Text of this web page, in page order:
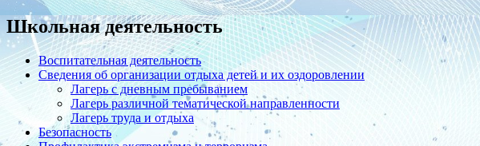
Школьная деятельность
Воспитательная деятельность
Сведения об организации отдыха детей и их оздоровлении
Лагерь с дневным пребыванием
Лагерь различной тематической направленности
Лагерь труда и отдыха
Безопасность